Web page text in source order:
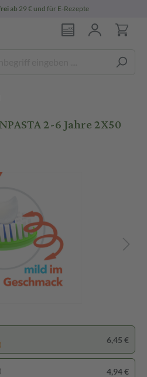
ab 29 € und für E-Rezepte
2-6 Jahre 2X50
6,45 €
4,94 €